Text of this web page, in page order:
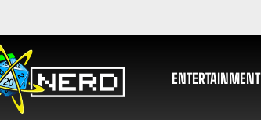
ENTERTAINMENT